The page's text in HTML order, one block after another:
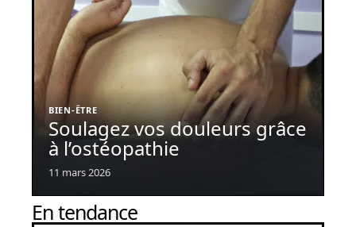
BIEN-ÊTRE
Soulagez vos douleurs grâce
à l’ostéopathie
11 mars 2026
En tendance